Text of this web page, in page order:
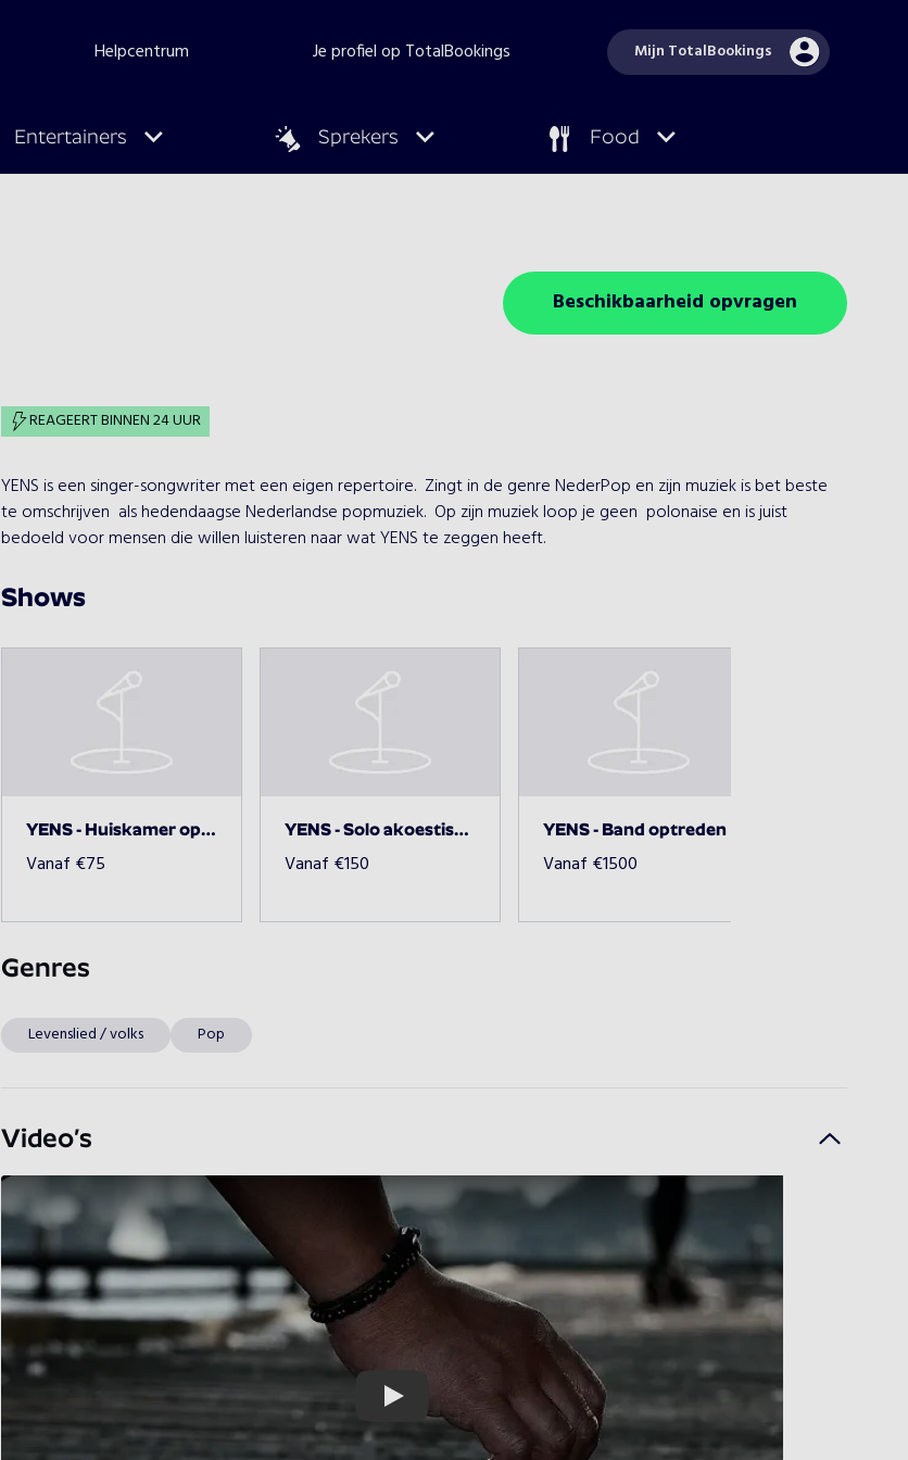
Helpcentrum Je profiel op TotalBookings Mijn TotalBookings
Entertainers Sprekers Food
Beschikbaarheid opvragen
REAGEERT BINNEN 24 UUR
YENS is een singer-songwriter met een eigen repertoire.  Zingt in de genre NederPop en zijn muziek is bet beste
te omschrijven  als hedendaagse Nederlandse popmuziek.  Op zijn muziek loop je geen  polonaise en is juist
bedoeld voor mensen die willen luisteren naar wat YENS te zeggen heeft.
Shows
YENS - Huiskamer optreden
Vanaf €75
YENS - Solo akoestische optreden.
Vanaf €150
YENS - Band optreden
Vanaf €1500
Genres
Levenslied / volks Pop
Video’s